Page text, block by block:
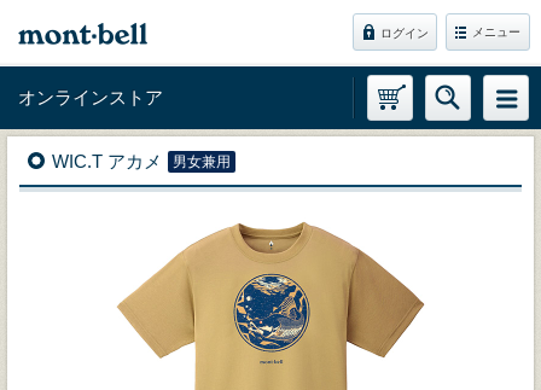
ログイン メニュー
オンラインストア
WIC.T アカメ 男女兼用